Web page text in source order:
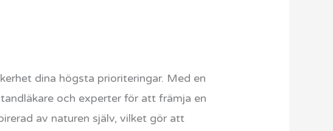
dina högsta prioriteringar. Med en
och experter för att främja en
av naturen själv, vilket gör att